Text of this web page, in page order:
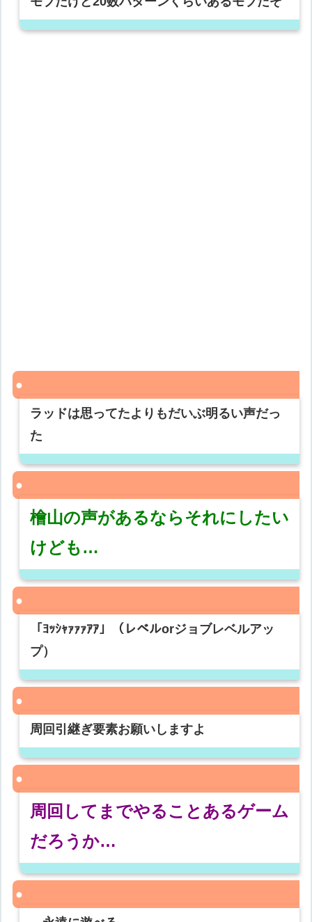
ラッドは思ってたよりもだいぶ明るい声だっ
た
檜山の声があるならそれにしたい
けども…
「ﾖｯｼｬｧｧｧｱｱ」（レベルorジョブレベルアッ
プ）
周回引継ぎ要素お願いしますよ
周回してまでやることあるゲーム
だろうか…